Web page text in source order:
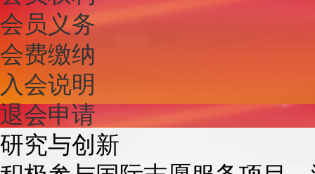
会员义务
会费缴纳
入会说明
退会申请
研究与创新